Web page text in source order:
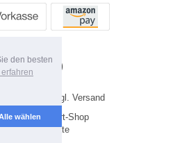
den besten
erfahren
wählen
MwSt. evtl. zzgl. Versand
by HP's Sport-Shop
by Shopgate